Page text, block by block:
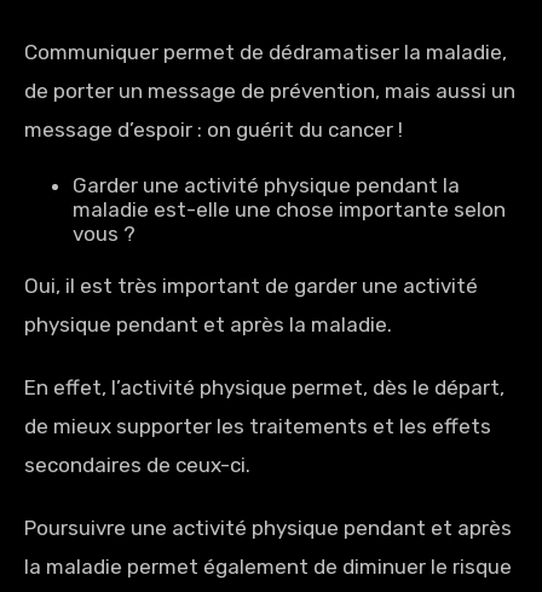
Communiquer permet de dédramatiser la maladie,
de porter un message de prévention, mais aussi un
message d’espoir : on guérit du cancer !
Garder une activité physique pendant la
maladie est-elle une chose importante selon
vous ?
Oui, il est très important de garder une activité
physique pendant et après la maladie.
En effet, l’activité physique permet, dès le départ,
de mieux supporter les traitements et les effets
secondaires de ceux-ci.
Poursuivre une activité physique pendant et après
la maladie permet également de diminuer le risque